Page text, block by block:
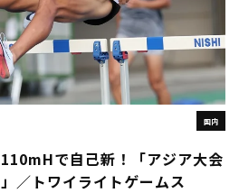
国内
で自己新！「アジア大会
／トワイライトゲームス